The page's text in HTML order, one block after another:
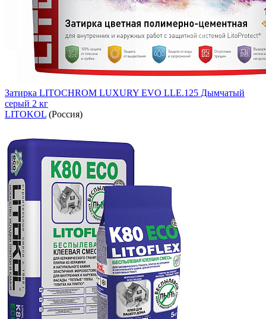
Затирка LITOCHROM LUXURY EVO LLE.125 Дымчатый
серый 2 кг
LITOKOL (Россия)